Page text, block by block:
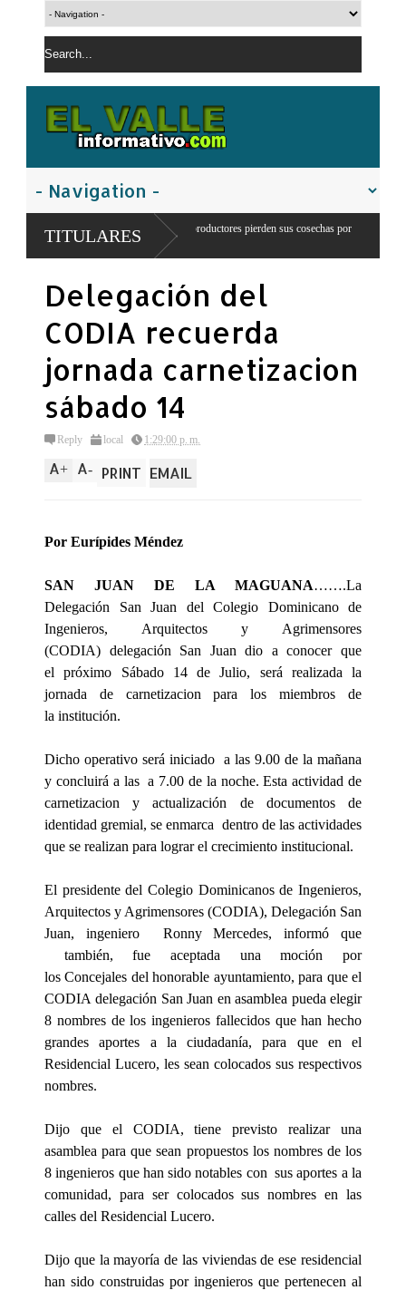
TITULARES
en Juancho: 300 productores pierden sus cosechas por
Comandante del
Delegación del
CODIA recuerda
jornada carnetizacion
sábado 14
Reply local 1:29:00 p. m.
A+ A- PRINT EMAIL
Por Eurípides Méndez
SAN JUAN DE LA MAGUANA…….La
Delegación San Juan del Colegio Dominicano de
Ingenieros, Arquitectos y Agrimensores
(CODIA) delegación San Juan dio a conocer que
el próximo Sábado 14 de Julio, será realizada la
jornada de carnetizacion para los miembros de
la institución.
Dicho operativo será iniciado a las 9.00 de la mañana
y concluirá a las a 7.00 de la noche. Esta actividad de
carnetizacion y actualización de documentos de
identidad gremial, se enmarca dentro de las actividades
que se realizan para lograr el crecimiento institucional.
El presidente del Colegio Dominicanos de Ingenieros,
Arquitectos y Agrimensores (CODIA), Delegación San
Juan, ingeniero
Ronny Mercedes, informó que
también, fue aceptada una moción por
los Concejales del honorable ayuntamiento, para que el
CODIA delegación San Juan en asamblea pueda elegir
8 nombres de los ingenieros fallecidos que han hecho
grandes aportes a la ciudadanía, para que en el
Residencial Lucero, les sean colocados sus respectivos
nombres.
Dijo que el CODIA, tiene previsto realizar una
asamblea para que sean propuestos los nombres de los
8 ingenieros que han sido notables con sus aportes a la
comunidad, para ser colocados sus nombres en las
calles del Residencial Lucero.
Dijo que la mayoría de las viviendas de ese residencial
han sido construidas por ingenieros que pertenecen al